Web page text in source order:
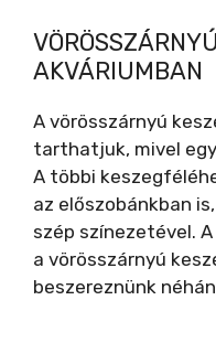
AKVÁRIUMBAN
A vörösszárnyú
tarthatjuk, mivel
A többi
az előszobánkban
szép színezetével.
a vörösszárnyú
beszereznünk